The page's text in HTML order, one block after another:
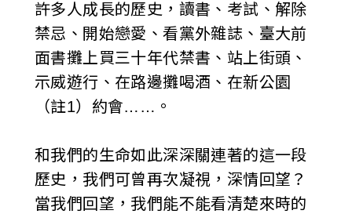
許多人成長的歷史，讀書、考試、解除
禁忌、開始戀愛、看黨外雜誌、臺大前
面書攤上買三十年代禁書、站上街頭、
示威遊行、在路邊攤喝酒、在新公園
（註1）約會……。
和我們的生命如此深深關連著的這一段
歷史，我們可曾再次凝視，深情回望？
當我們回望，我們能不能看清楚來時的